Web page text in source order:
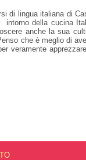
di lingua italiana di
della cucina
anche la sua
che è meglio di
veramente